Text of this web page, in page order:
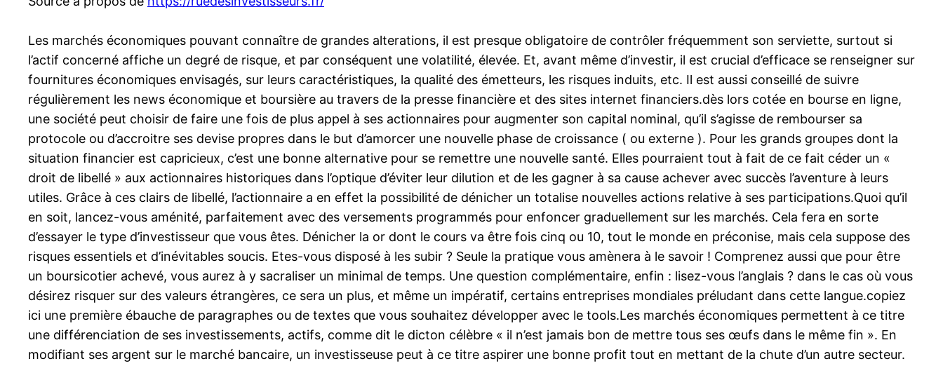
Les marchés économiques pouvant connaître de grandes alterations, il est presque obligatoire de contrôler fréquemment son serviette, surtout si
l’actif concerné affiche un degré de risque, et par conséquent une volatilité, élevée. Et, avant même d’investir, il est crucial d’efficace se renseigner sur
fournitures économiques envisagés, sur leurs caractéristiques, la qualité des émetteurs, les risques induits, etc. Il est aussi conseillé de suivre
régulièrement les news économique et boursière au travers de la presse financière et des sites internet financiers.dès lors cotée en bourse en ligne,
une société peut choisir de faire une fois de plus appel à ses actionnaires pour augmenter son capital nominal, qu’il s’agisse de rembourser sa
protocole ou d’accroitre ses devise propres dans le but d’amorcer une nouvelle phase de croissance ( ou externe ). Pour les grands groupes dont la
situation financier est capricieux, c’est une bonne alternative pour se remettre une nouvelle santé. Elles pourraient tout à fait de ce fait céder un «
droit de libellé » aux actionnaires historiques dans l’optique d’éviter leur dilution et de les gagner à sa cause achever avec succès l’aventure à leurs
utiles. Grâce à ces clairs de libellé, l’actionnaire a en effet la possibilité de dénicher un totalise nouvelles actions relative à ses participations.Quoi qu’il
en soit, lancez-vous aménité, parfaitement avec des versements programmés pour enfoncer graduellement sur les marchés. Cela fera en sorte
d’essayer le type d’investisseur que vous êtes. Dénicher la or dont le cours va être fois cinq ou 10, tout le monde en préconise, mais cela suppose des
risques essentiels et d’inévitables soucis. Etes-vous disposé à les subir ? Seule la pratique vous amènera à le savoir ! Comprenez aussi que pour être
un boursicotier achevé, vous aurez à y sacraliser un minimal de temps. Une question complémentaire, enfin : lisez-vous l’anglais ? dans le cas où vous
désirez risquer sur des valeurs étrangères, ce sera un plus, et même un impératif, certains entreprises mondiales préludant dans cette langue.copiez
ici une première ébauche de paragraphes ou de textes que vous souhaitez développer avec le tools.Les marchés économiques permettent à ce titre
une différenciation de ses investissements, actifs, comme dit le dicton célèbre « il n’est jamais bon de mettre tous ses œufs dans le même fin ». En
modifiant ses argent sur le marché bancaire, un investisseuse peut à ce titre aspirer une bonne profit tout en mettant de la chute d’un autre secteur.